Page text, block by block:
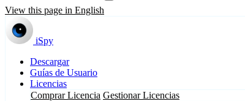
View this page in English
iSpy
Descargar
Guías de Usuario
Licencias
Comprar Licencia Gestionar Licencias